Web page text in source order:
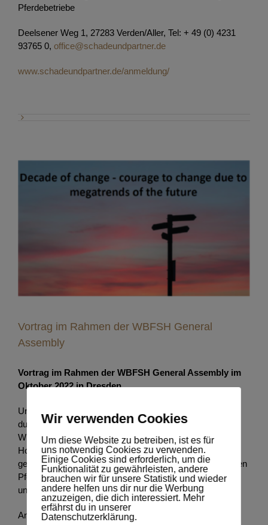
Pferdebetriebe
Deelsener Weg 1, 27283 Verden/Aller, Tel: + 49 (0) 4231
93765 0, office@schadeundpartner.de
www.schadeundpartner.de/anmeldung/
Vortrag im Rahmen der WBFSH General
Vortrag im Rahmen der WBFSH General
Assembly
Vortrag im Rahmen der WBFSH General Assembly im
Oktober 2022 in Dresden
Unter dem Titel „Decade of Change – courage to change
due to megatrends of the future” vertrat Dr. Katharina
Wiegand auf der Jahrestagung der WBFSH das
HorseFuturePanel mit einem Vortrag. Aktuelle
gesellschaftliche Megatrends, deren Auswirkungen auf den
Pferdesport und die Pferdezucht sowie mögliche Folgen
und Maßnahmen waren dabei das Thema.
An dem Jahrestreffen des Weltverbands für
Wir verwenden Cookies
Um diese Website zu betreiben, ist es für
uns notwendig Cookies zu verwenden.
Einige Cookies sind erforderlich, um die
Funktionalität zu gewährleisten, andere
brauchen wir für unsere Statistik und wieder
andere helfen uns dir nur die Werbung
anzuzeigen, die dich interessiert. Mehr
erfährst du in unserer
Datenschutzerklärung.